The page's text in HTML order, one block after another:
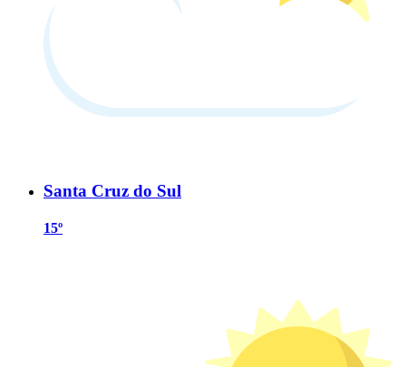
Santa Cruz do Sul
15º